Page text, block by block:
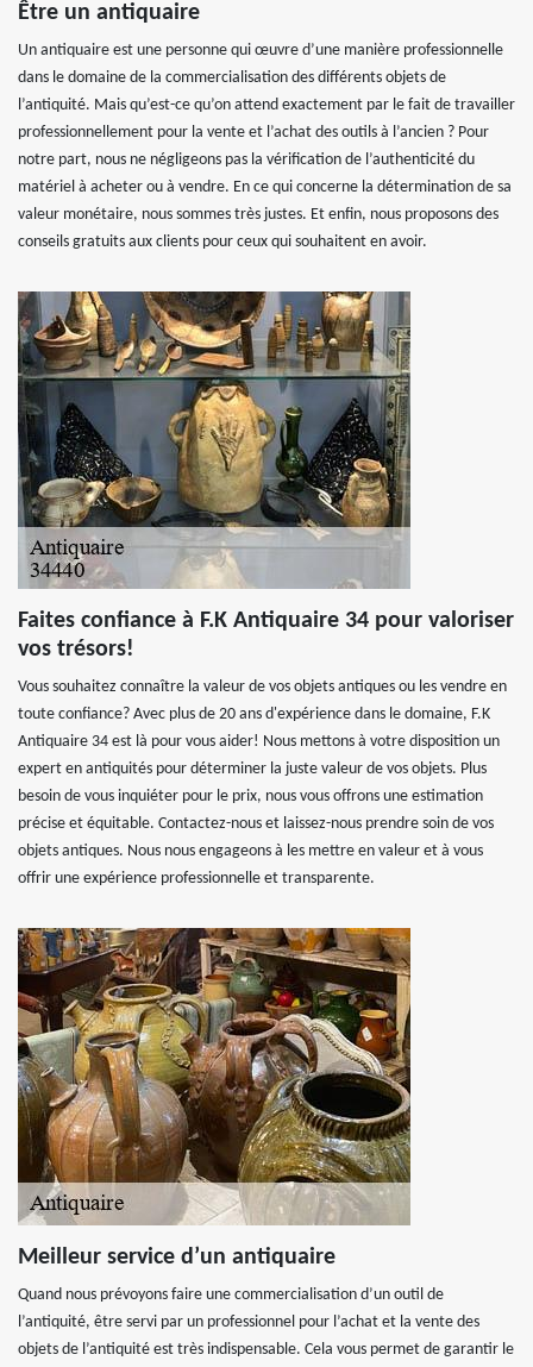
Être un antiquaire
Un antiquaire est une personne qui œuvre d’une manière professionnelle
dans le domaine de la commercialisation des différents objets de
l’antiquité. Mais qu’est-ce qu’on attend exactement par le fait de travailler
professionnellement pour la vente et l’achat des outils à l’ancien ? Pour
notre part, nous ne négligeons pas la vérification de l’authenticité du
matériel à acheter ou à vendre. En ce qui concerne la détermination de sa
valeur monétaire, nous sommes très justes. Et enfin, nous proposons des
conseils gratuits aux clients pour ceux qui souhaitent en avoir.
Faites confiance à F.K Antiquaire 34 pour valoriser
vos trésors!
Vous souhaitez connaître la valeur de vos objets antiques ou les vendre en
toute confiance? Avec plus de 20 ans d'expérience dans le domaine, F.K
Antiquaire 34 est là pour vous aider! Nous mettons à votre disposition un
expert en antiquités pour déterminer la juste valeur de vos objets. Plus
besoin de vous inquiéter pour le prix, nous vous offrons une estimation
précise et équitable. Contactez-nous et laissez-nous prendre soin de vos
objets antiques. Nous nous engageons à les mettre en valeur et à vous
offrir une expérience professionnelle et transparente.
Meilleur service d’un antiquaire
Quand nous prévoyons faire une commercialisation d’un outil de
l’antiquité, être servi par un professionnel pour l’achat et la vente des
objets de l’antiquité est très indispensable. Cela vous permet de garantir le